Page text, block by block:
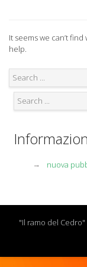
It seems we can’t
help.
nuova
"Il ramo del Cedro"